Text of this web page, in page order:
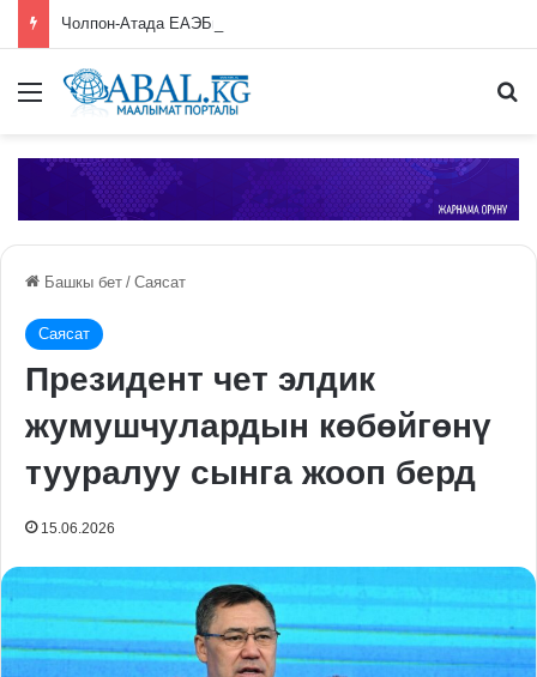
Меню
Башкы бет / Саясат
Саясат
Президент чет элдик
жумушчулардын көбөйгөнү
тууралуу сынга жооп берд
15.06.2026